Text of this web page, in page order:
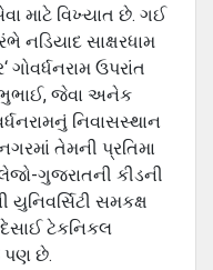
માટે વિખ્યાત છે. ગઈ
નડિયાદ સાક્ષરધામ
ગોવર્ધનરામ ઉપરાંત
જેવા અનેક
નિવાસસ્થાન
તેમની પ્રતિમા
ગુજરાતની કીડની
સમકક્ષ
દેસાઈ ટેકનિકલ
પણ છે.